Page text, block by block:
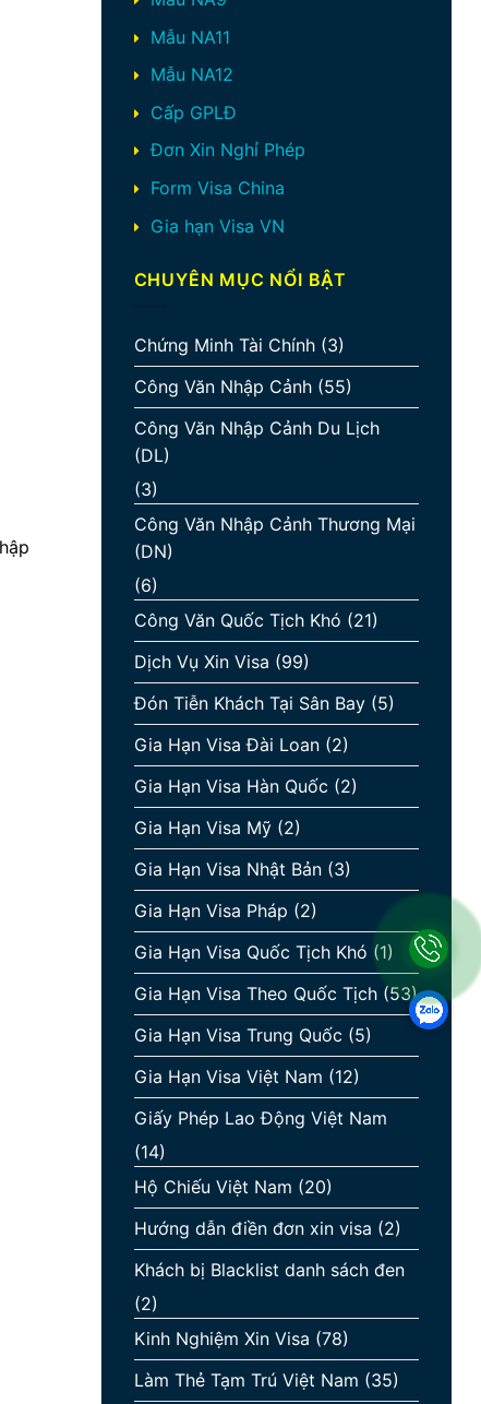
Mẫu NA11
Mẫu NA12
Cấp GPLĐ
Đơn Xin Nghỉ Phép
Form Visa China
Gia hạn Visa VN
CHUYÊN MỤC NỔI BẬT
Chứng Minh Tài Chính(3)
Công Văn Nhập Cảnh(55)
Công Văn Nhập Cảnh Du Lịch
(DL)
(3)
Công Văn Nhập Cảnh Thương Mại
(DN)
(6)
Công Văn Quốc Tịch Khó (21)
Dịch Vụ Xin Visa (99)
Đón Tiễn Khách Tại Sân Bay(5)
Gia Hạn Visa Đài Loan(2)
Gia Hạn Visa Hàn Quốc (2)
Gia Hạn Visa Mỹ(2)
Gia Hạn Visa Nhật Bản(3)
Gia Hạn Visa Pháp (2)
Gia Hạn Visa Quốc Tịch Khó (1)
Gia Hạn Visa Theo Quốc Tịch(53)
Gia Hạn Visa Trung Quốc (5)
Gia Hạn Visa Việt Nam (12)
Giấy Phép Lao Động Việt Nam
(14)
Hộ Chiếu Việt Nam (20)
Hướng dẫn điền đơn xin visa (2)
Khách bị Blacklist danh sách đen
(2)
Kinh Nghiệm Xin Visa (78)
Làm Thẻ Tạm Trú Việt Nam (35)